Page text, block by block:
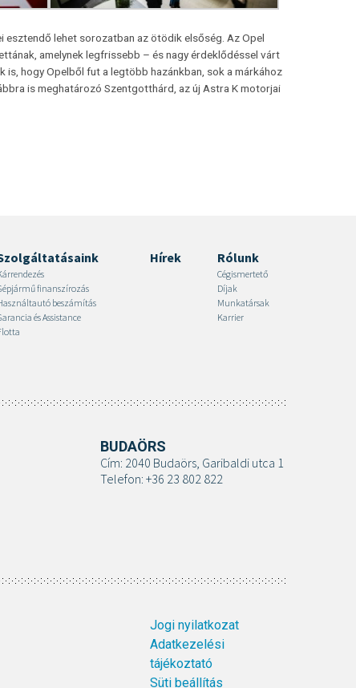
esztendő lehet sorozatban az ötödik elsőség. Az Opel
amelynek legfrissebb – és nagy érdeklődéssel várt
hogy Opelből fut a legtöbb hazánkban, sok a márkához
is meghatározó Szentgotthárd, az új Astra K motorjai
finanszírozás
beszámítás
és Assistance
Hírek Rólunk
Cégismertető
Díjak
Munkatársak
Karrier
BUDAÖRS
Cím: 2040 Budaörs, Garibaldi utca 1
Telefon: +36 23 802 822
Jogi nyilatkozat
Adatkezelési
tájékoztató
Süti beállítás